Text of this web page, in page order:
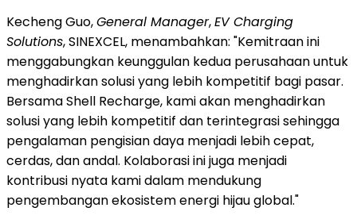
Kecheng Guo,General Manager,EV Charging
Solutions, SINEXCEL, menambahkan: "Kemitraan ini
menggabungkan keunggulan kedua perusahaan untuk
menghadirkan solusi yang lebih kompetitif bagi pasar.
Bersama Shell Recharge, kami akan menghadirkan
solusi yang lebih kompetitif dan terintegrasi sehingga
pengalaman pengisian daya menjadi lebih cepat,
cerdas, dan andal. Kolaborasi ini juga menjadi
kontribusi nyata kami dalam mendukung
pengembangan ekosistem energi hijau global."